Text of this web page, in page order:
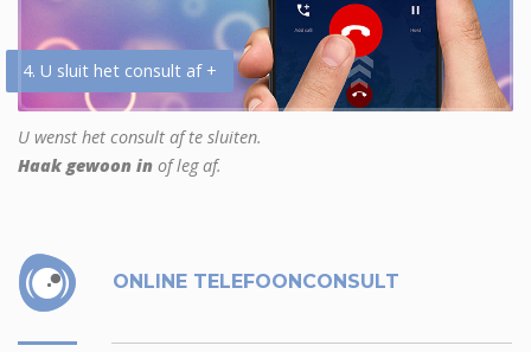
4. U sluit het consult af +
U wenst het consult af te sluiten.
Haak gewoon in of leg af.
ONLINE TELEFOONCONSULT